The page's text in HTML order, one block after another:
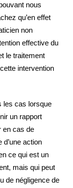
nous
qu’en effet
non
effective du
le traitement
intervention
les cas lorsque
un rapport
en cas de
d’une action
ce qui est un
mais qui peut
de négligence de